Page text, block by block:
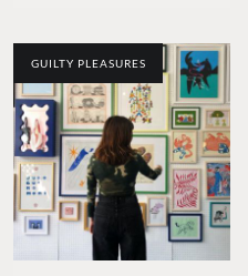
GUILTY PLEASURES